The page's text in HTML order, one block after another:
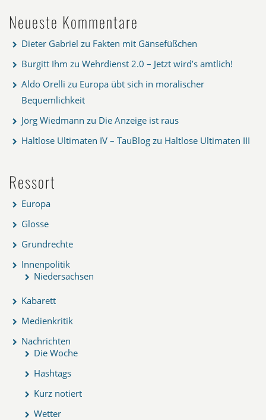
Neueste Kommentare
Dieter Gabriel zu Fakten mit Gänsefüßchen
Burgitt Ihm zu Wehrdienst 2.0 – Jetzt wird’s amtlich!
Aldo Orelli zu Europa übt sich in moralischer
Bequemlichkeit
Jörg Wiedmann zu Die Anzeige ist raus
Haltlose Ultimaten IV – TauBlog zu Haltlose Ultimaten III
Ressort
Europa
Glosse
Grundrechte
Innenpolitik
Niedersachsen
Kabarett
Medienkritik
Nachrichten
Die Woche
Hashtags
Kurz notiert
Wetter